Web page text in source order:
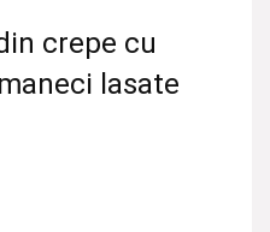
crepe cu
lasate